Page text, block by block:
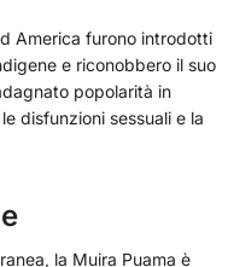
America furono introdotti
e riconobbero il suo
popolarità in
disfunzioni sessuali e la
la Muira Puama è